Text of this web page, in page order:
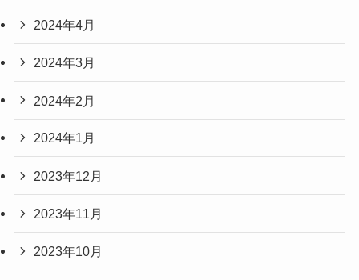
2024年4月
2024年3月
2024年2月
2024年1月
2023年12月
2023年11月
2023年10月